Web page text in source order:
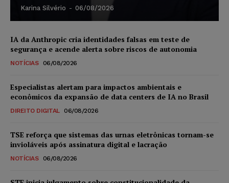
Karina Silvério - 06/08/2026
IA da Anthropic cria identidades falsas em teste de
segurança e acende alerta sobre riscos de autonomia
NOTÍCIAS 06/08/2026
Especialistas alertam para impactos ambientais e
econômicos da expansão de data centers de IA no Brasil
DIREITO DIGITAL 06/08/2026
TSE reforça que sistemas das urnas eletrônicas tornam-se
invioláveis após assinatura digital e lacração
NOTÍCIAS 06/08/2026